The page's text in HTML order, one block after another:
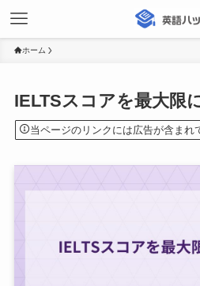
ホーム
IELTSスコアを最大限
当ページのリンクには広告が含まれ